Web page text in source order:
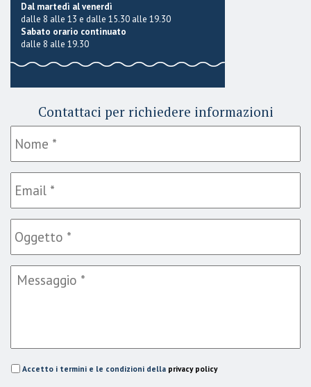
Dal martedì al venerdì
dalle 8 alle 13 e dalle 15.30 alle 19.30
Sabato orario continuato
dalle 8 alle 19.30
Contattaci per richiedere informazioni
Accetto i termini e le condizioni della privacy policy